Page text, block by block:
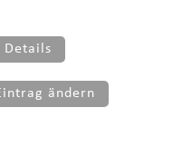
Details
ändern